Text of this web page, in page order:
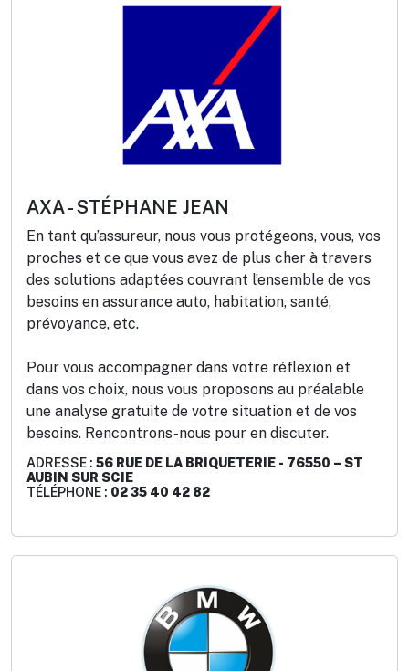
AXA - STÉPHANE JEAN
En tant qu’assureur, nous vous protégeons, vous, vos
proches et ce que vous avez de plus cher à travers
des solutions adaptées couvrant l’ensemble de vos
besoins en assurance auto, habitation, santé,
prévoyance, etc.
Pour vous accompagner dans votre réflexion et
dans vos choix, nous vous proposons au préalable
une analyse gratuite de votre situation et de vos
besoins. Rencontrons-nous pour en discuter.
ADRESSE : 56 RUE DE LA BRIQUETERIE - 76550 – ST
AUBIN SUR SCIE
TÉLÉPHONE : 02 35 40 42 82